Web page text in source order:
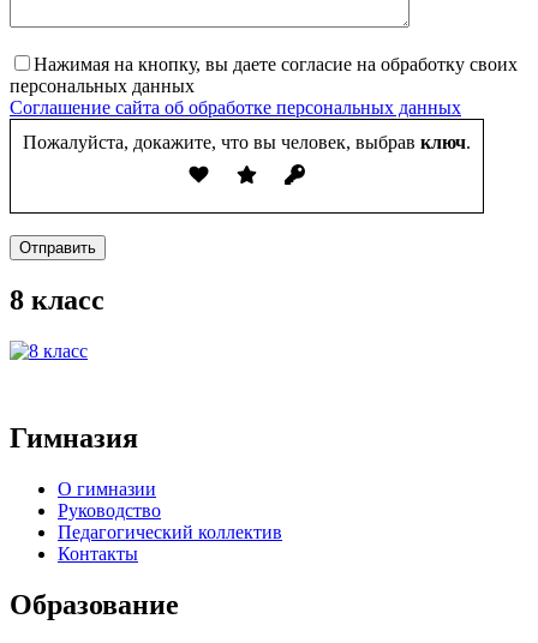
Нажимая на кнопку, вы даете согласие на обработку своих
персональных данных
Соглашение сайта об обработке персональных данных
Пожалуйста, докажите, что вы человек, выбрав ключ.
Отправить
8 класс
Гимназия
О гимназии
Руководство
Педагогический коллектив
Контакты
Образование